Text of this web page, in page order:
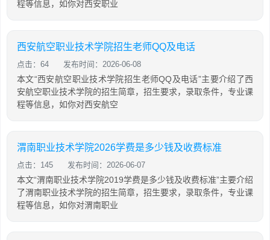
程等信息，如你对西安职业
西安航空职业技术学院招生老师QQ及电话
点击：64 发布时间：2026-06-08
本文“西安航空职业技术学院招生老师QQ及电话”主要介绍了西
安航空职业技术学院的招生简章，招生要求，录取条件，专业课
程等信息，如你对西安航空
渭南职业技术学院2026学费是多少钱及收费标准
点击：145 发布时间：2026-06-07
本文“渭南职业技术学院2019学费是多少钱及收费标准”主要介绍
了渭南职业技术学院的招生简章，招生要求，录取条件，专业课
程等信息，如你对渭南职业